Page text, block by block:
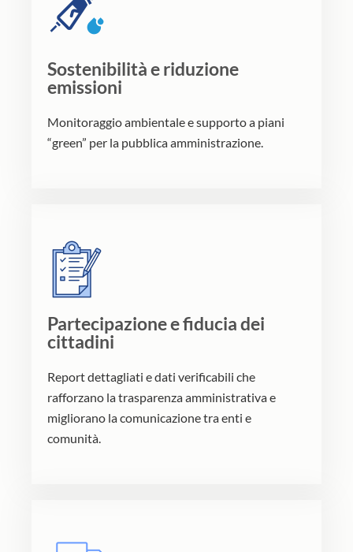
Sostenibilità e riduzione
emissioni
Monitoraggio ambientale e supporto a piani
“green” per la pubblica amministrazione.
Partecipazione e fiducia dei
cittadini
Report dettagliati e dati verificabili che
rafforzano la trasparenza amministrativa e
migliorano la comunicazione tra enti e
comunità.